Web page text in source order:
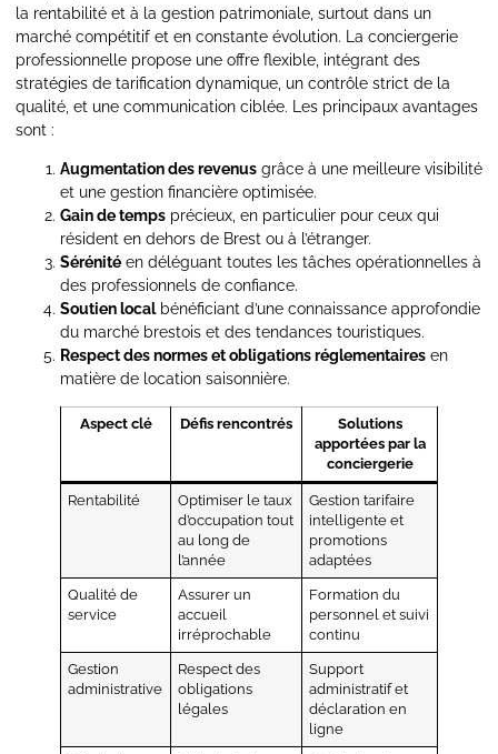
la rentabilité et à la gestion patrimoniale, surtout dans un
marché compétitif et en constante évolution. La conciergerie
professionnelle propose une offre flexible, intégrant des
stratégies de tarification dynamique, un contrôle strict de la
qualité, et une communication ciblée. Les principaux avantages
sont :
Augmentation des revenus grâce à une meilleure visibilité
et une gestion financière optimisée.
Gain de temps précieux, en particulier pour ceux qui
résident en dehors de Brest ou à l’étranger.
Sérénité en déléguant toutes les tâches opérationnelles à
des professionnels de confiance.
Soutien localbénéficiant d’une connaissance approfondie
du marché brestois et des tendances touristiques.
Respect des normes et obligations réglementaires en
matière de location saisonnière.
Aspect clé Défis rencontrés
Solutions
apportées par la
conciergerie
Rentabilité
Optimiser le taux
d’occupation tout
au long de
l’année
Gestion tarifaire
intelligente et
promotions
adaptées
Qualité de
service
Assurer un
accueil
irréprochable
Formation du
personnel et suivi
continu
Gestion
administrative
Respect des
obligations
légales
Support
administratif et
déclaration en
ligne